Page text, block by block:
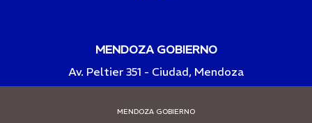
MENDOZA GOBIERNO
Av. Peltier 351 - Ciudad, Mendoza
MENDOZA GOBIERNO